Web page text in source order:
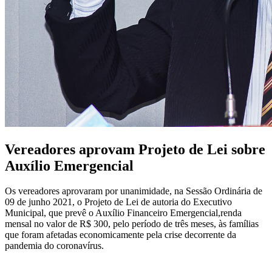
Vereadores aprovam Projeto de Lei sobre
Auxílio Emergencial
Os vereadores aprovaram por unanimidade, na Sessão Ordinária de
09 de junho 2021, o Projeto de Lei de autoria do Executivo
Municipal, que prevê o Auxílio Financeiro Emergencial,renda
mensal no valor de R$ 300, pelo período de três meses, às famílias
que foram afetadas economicamente pela crise decorrente da
pandemia do coronavírus.